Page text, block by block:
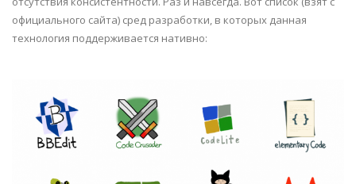
официального сайта) сред разработки, в которых данная
технология поддерживается нативно: